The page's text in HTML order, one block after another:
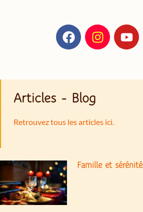
Articles - Blog
Retrouvez tous les articles ici.
Famille et sérénité